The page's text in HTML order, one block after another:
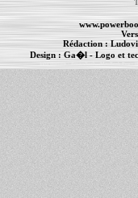
Rédaction :
Design : Ga�l- Logo et